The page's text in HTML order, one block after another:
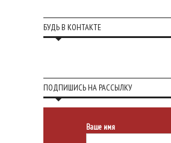
БУДЬ В КОНТАКТЕ
ПОДПИШИСЬ НА РАССЫЛКУ
Ваше имя